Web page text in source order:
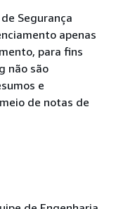
Segurança
apenas
para fins
não são
e
de notas de